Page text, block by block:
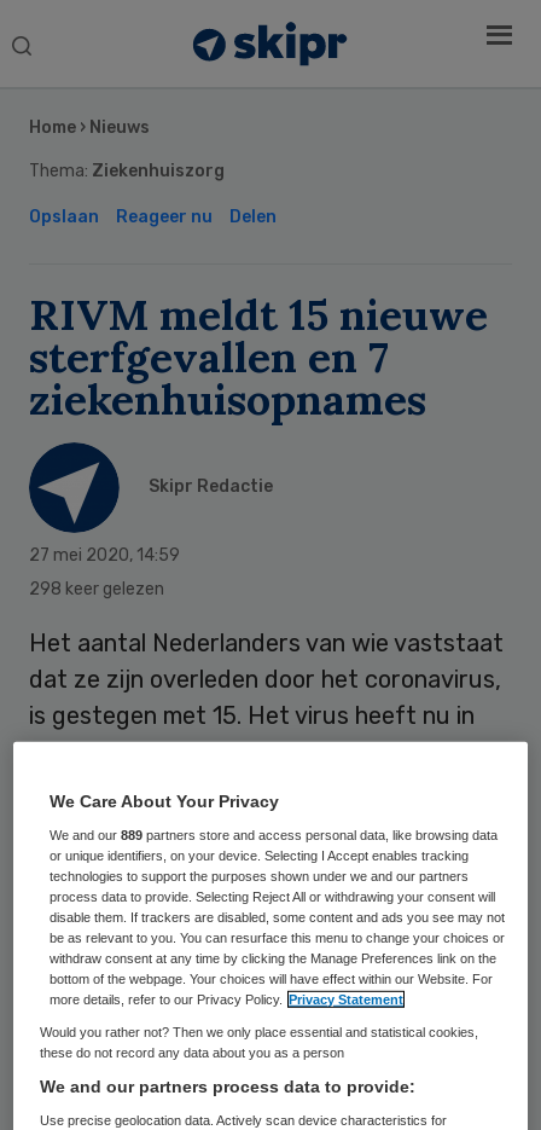
Search
Home › Nieuws
Thema: Ziekenhuiszorg
Opslaan Reageer nu Delen
RIVM meldt 15 nieuwe
sterfgevallen en 7
ziekenhuisopnames
Skipr Redactie
27 mei 2020, 14:59
298 keer gelezen
Het aantal Nederlanders van wie vaststaat
dat ze zijn overleden door het coronavirus,
is gestegen met 15. Het virus heeft nu in
totaal 5871 Nederlanders het leven gekost,
zo blijkt uit de laatste cijfers van het
Rijksinstituut voor Volksgezondheid en
Milieu (RIVM).
Het werkelijke dodental is hoger. In de
RIVM-cijfers worden alleen mensen
meegeteld van wie met een test is
vastgesteld dat ze waren besmet met het
virus.
Sidebar
We Care About Your Privacy
We and our889 partners store and access personal data, like browsing data
or unique identifiers, on your device. Selecting I Accept enables tracking
technologies to support the purposes shown under we and our partners
process data to provide. Selecting Reject All or withdrawing your consent will
disable them. If trackers are disabled, some content and ads you see may not
be as relevant to you. You can resurface this menu to change your choices or
withdraw consent at any time by clicking the Manage Preferences link on the
bottom of the webpage. Your choices will have effect within our Website. For
more details, refer to our Privacy Policy.
Privacy Statement
Would you rather not? Then we only place essential and statistical cookies,
these do not record any data about you as a person
We and our partners process data to provide:
Use precise geolocation data. Actively scan device characteristics for